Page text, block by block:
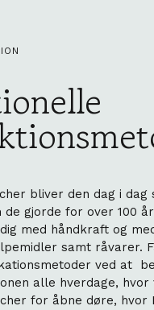
gjorde for over 100 år
med håndkraft og
samt råvarer.
ved at
alle hverdage, hvor
for åbne døre, hvor